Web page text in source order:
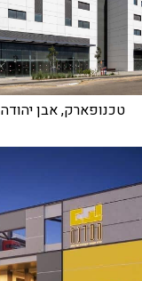
טכנופארק, אבן יהודה